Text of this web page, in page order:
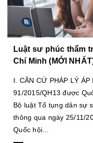
Luật sư phúc thẩm
Chí Minh (MỚI
I. CĂN CỨ PHÁP LÝ
91/2015/QH13 được
Bộ luật Tố tụng dân sự
thông qua ngày 25/11/
Quốc hội...